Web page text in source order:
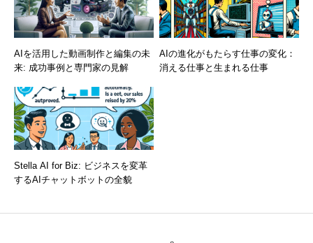
AIを活用した動画制作と編集の未
来: 成功事例と専門家の見解
AIの進化がもたらす仕事の変化：
消える仕事と生まれる仕事
Stella AI for Biz: ビジネスを変革
するAIチャットボットの全貌